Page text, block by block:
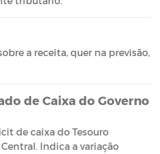
a receita, quer na previsão,
de Caixa do Governo
de caixa do Tesouro
Indica a variação